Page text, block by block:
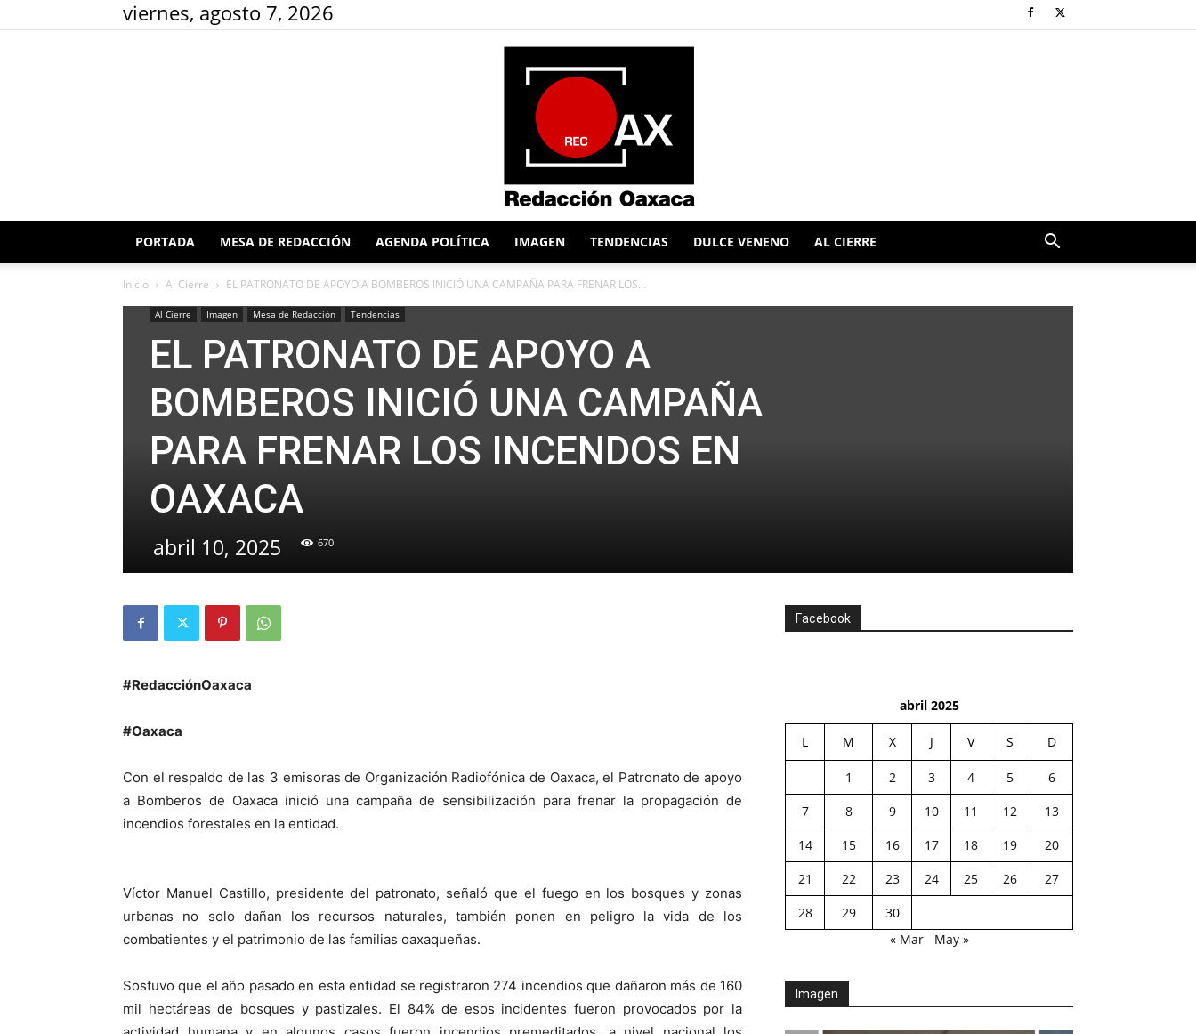
viernes, agosto 7, 2026
Redacción
Oaxaca
PORTADA MESA DE REDACCIÓN AGENDA POLÍTICA IMAGEN TENDENCIAS DULCE VENENO AL CIERRE
Inicio Al Cierre EL PATRONATO DE APOYO A BOMBEROS INICIÓ UNA CAMPAÑA PARA FRENAR LOS...
Al Cierre Imagen Mesa de Redacción Tendencias
EL PATRONATO DE APOYO A
BOMBEROS INICIÓ UNA CAMPAÑA
PARA FRENAR LOS INCENDOS EN
OAXACA
abril 10, 2025 670
#RedacciónOaxaca
#Oaxaca
Con el respaldo de las 3 emisoras de Organización Radiofónica de Oaxaca, el Patronato de apoyo
a Bomberos de Oaxaca inició una campaña de sensibilización para frenar la propagación de
incendios forestales en la entidad.
Víctor Manuel Castillo, presidente del patronato, señaló que el fuego en los bosques y zonas
urbanas no solo dañan los recursos naturales, también ponen en peligro la vida de los
combatientes y el patrimonio de las familias oaxaqueñas.
Sostuvo que el año pasado en esta entidad se registraron 274 incendios que dañaron más de 160
mil hectáreas de bosques y pastizales. El 84% de esos incidentes fueron provocados por la
Facebook
abril 2025
L M X J V S D
1 2 3 4 5
6
7
8 9 10 11 12
13
14
15 16 17 18 19
20
21
22 23 24 25 26
27
28
29
30
« Mar
May »
Imagen